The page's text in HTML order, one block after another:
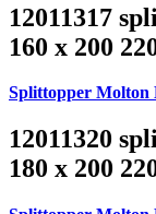
12011317
160 x 200
Splittopper Molton
12011320
180 x 200